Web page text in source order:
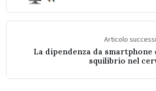
Articolo
La dipendenza da smartphone
squilibrio nel